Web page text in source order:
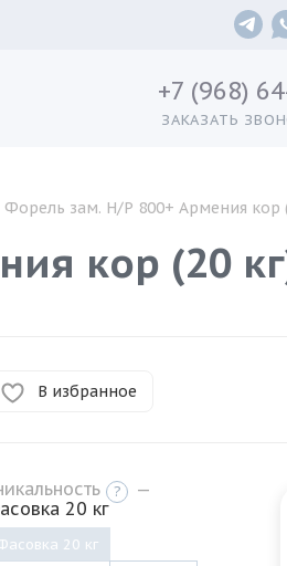
+7 (968)
ЗАКАЗАТЬ
Форель зам. Н/Р 800+ Армения кор
кор (20
В избранное
?
—
20 кг
20 кг